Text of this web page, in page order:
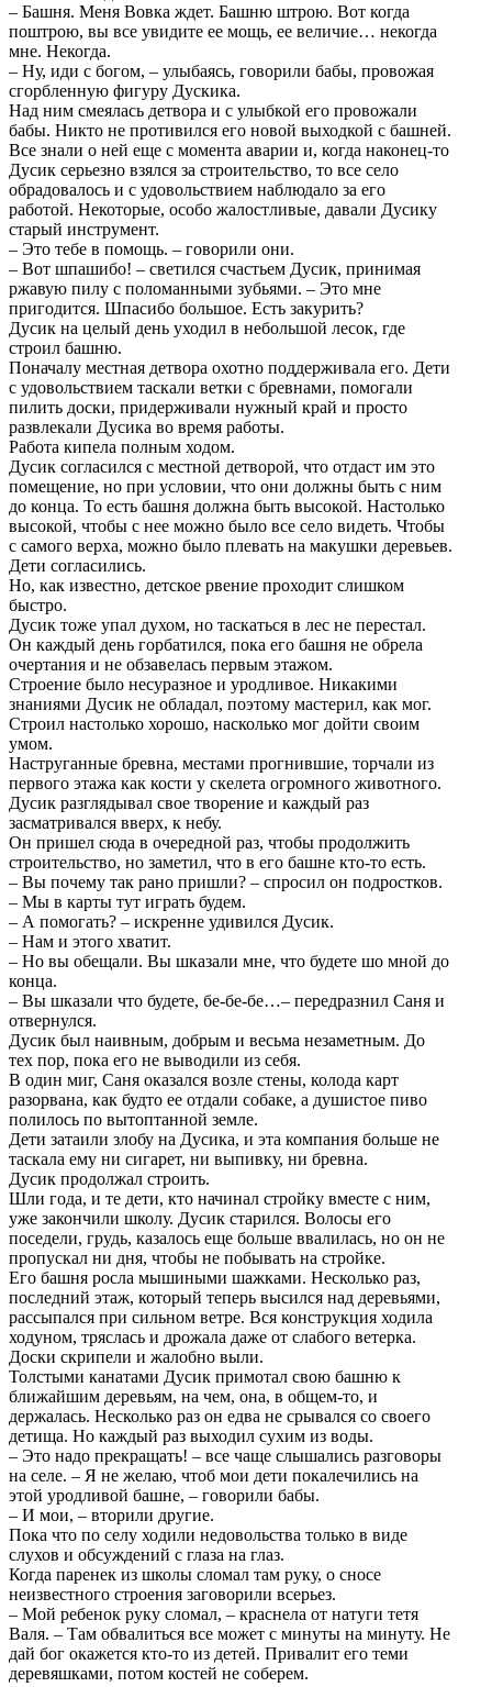
– Башня. Меня Вовка ждет. Башню штрою. Вот когда
поштрою, вы все увидите ее мощь, ее величие… некогда
мне. Некогда.
– Ну, иди с богом, – улыбаясь, говорили бабы, провожая
сгорбленную фигуру Дускика.
Над ним смеялась детвора и с улыбкой его провожали
бабы. Никто не противился его новой выходкой с башней.
Все знали о ней еще с момента аварии и, когда наконец-то
Дусик серьезно взялся за строительство, то все село
обрадовалось и с удовольствием наблюдало за его
работой. Некоторые, особо жалостливые, давали Дусику
старый инструмент.
– Это тебе в помощь. – говорили они.
– Вот шпашибо! – светился счастьем Дусик, принимая
ржавую пилу с поломанными зубьями. – Это мне
пригодится. Шпасибо большое. Есть закурить?
Дусик на целый день уходил в небольшой лесок, где
строил башню.
Поначалу местная детвора охотно поддерживала его. Дети
с удовольствием таскали ветки с бревнами, помогали
пилить доски, придерживали нужный край и просто
развлекали Дусика во время работы.
Работа кипела полным ходом.
Дусик согласился с местной детворой, что отдаст им это
помещение, но при условии, что они должны быть с ним
до конца. То есть башня должна быть высокой. Настолько
высокой, чтобы с нее можно было все село видеть. Чтобы
с самого верха, можно было плевать на макушки деревьев.
Дети согласились.
Но, как известно, детское рвение проходит слишком
быстро.
Дусик тоже упал духом, но таскаться в лес не перестал.
Он каждый день горбатился, пока его башня не обрела
очертания и не обзавелась первым этажом.
Строение было несуразное и уродливое. Никакими
знаниями Дусик не обладал, поэтому мастерил, как мог.
Строил настолько хорошо, насколько мог дойти своим
умом.
Наструганные бревна, местами прогнившие, торчали из
первого этажа как кости у скелета огромного животного.
Дусик разглядывал свое творение и каждый раз
засматривался вверх, к небу.
Он пришел сюда в очередной раз, чтобы продолжить
строительство, но заметил, что в его башне кто-то есть.
– Вы почему так рано пришли? – спросил он подростков.
– Мы в карты тут играть будем.
– А помогать? – искренне удивился Дусик.
– Нам и этого хватит.
– Но вы обещали. Вы шказали мне, что будете шо мной до
конца.
– Вы шказали что будете, бе-бе-бе…– передразнил Саня и
отвернулся.
Дусик был наивным, добрым и весьма незаметным. До
тех пор, пока его не выводили из себя.
В один миг, Саня оказался возле стены, колода карт
разорвана, как будто ее отдали собаке, а душистое пиво
полилось по вытоптанной земле.
Дети затаили злобу на Дусика, и эта компания больше не
таскала ему ни сигарет, ни выпивку, ни бревна.
Дусик продолжал строить.
Шли года, и те дети, кто начинал стройку вместе с ним,
уже закончили школу. Дусик старился. Волосы его
поседели, грудь, казалось еще больше ввалилась, но он не
пропускал ни дня, чтобы не побывать на стройке.
Его башня росла мышиными шажками. Несколько раз,
последний этаж, который теперь высился над деревьями,
рассыпался при сильном ветре. Вся конструкция ходила
ходуном, тряслась и дрожала даже от слабого ветерка.
Доски скрипели и жалобно выли.
Толстыми канатами Дусик примотал свою башню к
ближайшим деревьям, на чем, она, в общем-то, и
держалась. Несколько раз он едва не срывался со своего
детища. Но каждый раз выходил сухим из воды.
– Это надо прекращать! – все чаще слышались разговоры
на селе. – Я не желаю, чтоб мои дети покалечились на
этой уродливой башне, – говорили бабы.
– И мои, – вторили другие.
Пока что по селу ходили недовольства только в виде
слухов и обсуждений с глаза на глаз.
Когда паренек из школы сломал там руку, о сносе
неизвестного строения заговорили всерьез.
– Мой ребенок руку сломал, – краснела от натуги тетя
Валя. – Там обвалиться все может с минуты на минуту. Не
дай бог окажется кто-то из детей. Привалит его теми
деревяшками, потом костей не соберем.